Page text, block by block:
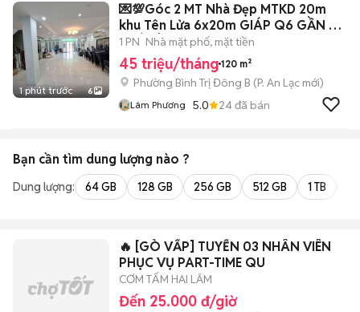
1 phút trước 6
💌💯Góc 2 MT Nhà Đẹp MTKD 20m
khu Tên Lửa 6x20m GIÁP Q6 GẦN CV
PHÚ LÂM
1 PN Nhà mặt phố, mặt tiền
45 triệu/tháng 120 m²
Phường Bình Trị Đông B (P. An Lạc mới)
Lâm Phương 5.0 24đã bán
Bạn cần tìm dung lượng nào ?
Dung lượng: 64 GB 128 GB 256 GB 512 GB 1 TB
🔥 [GÒ VẤP] TUYỂN 03 NHÂN VIÊN
PHỤC VỤ PART-TIME QU
CƠM TẤM HAI LÂM
Đến 25.000 đ/giờ